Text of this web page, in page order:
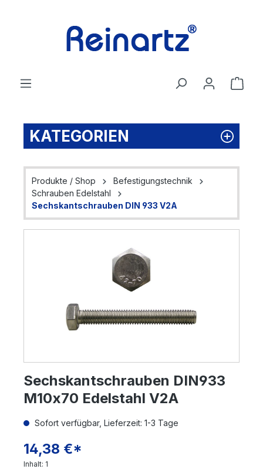
KATEGORIEN
Produkte / Shop
Befestigungstechnik
Schrauben Edelstahl
Sechskantschrauben DIN 933 V2A
Sechskantschrauben DIN933
M10x70 Edelstahl V2A
Sofort verfügbar, Lieferzeit: 1-3 Tage
14,38 €*
Inhalt: 1